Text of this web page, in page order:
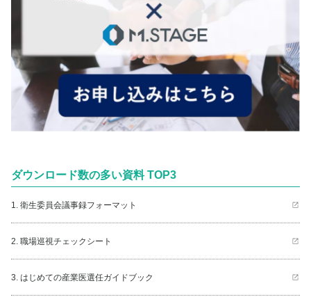
ダウンロード数の多い資料 TOP3
1. 衛生委員会議事録フォーマット
2. 職場巡視チェックシート
3. はじめての産業医選任ガイドブック